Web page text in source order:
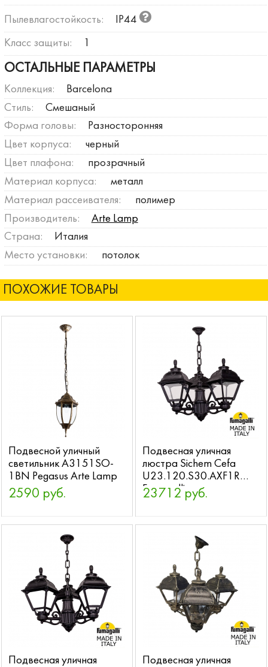
Пылевлагостойкость: IP44
Класс защиты:
ОСТАЛЬНЫЕ ПАРАМЕТРЫ
Коллекция:
Barcelona
Стиль:
Смешаный
Форма головы:
Разносторонняя
Цвет корпуса:
черный
Цвет плафона:
прозрачный
Материал корпуса:
металл
Материал рассеивателя:
полимер
Производитель:
Arte Lamp
Страна:
Италия
Место установки:
потолок
ПОХОЖИЕ ТОВАРЫ
Подвесной уличный
светильник A3151SO-
1BN Pegasus Arte Lamp
2590 руб.
Подвесная уличная
люстра Sichem Cefa
U23.120.S30.AXF1R
Fumagalli
23712 руб.
Подвесная уличная
Подвесная уличная